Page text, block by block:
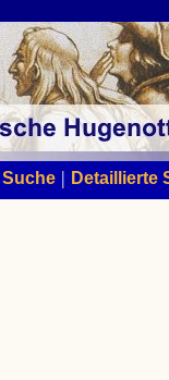
Suche| Detaillierte